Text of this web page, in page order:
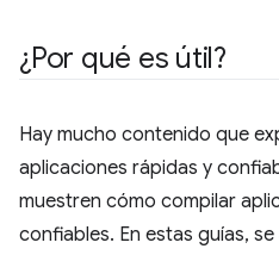
¿Por qué es útil?
Hay mucho contenido que
aplicaciones rápidas y
muestren cómo compilar
confiables. En estas guías,